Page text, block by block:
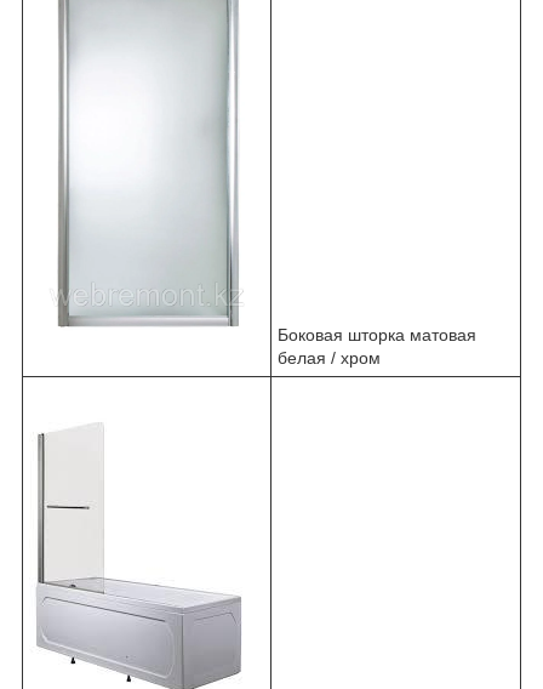
Боковая шторка матовая
белая / хром